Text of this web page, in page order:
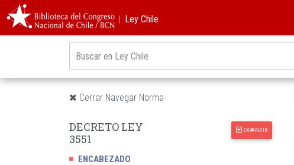
︱Ley Chile
Cerrar Navegar Norma
DECRETO LEY
3551
EXPANDIR
ENCABEZADO